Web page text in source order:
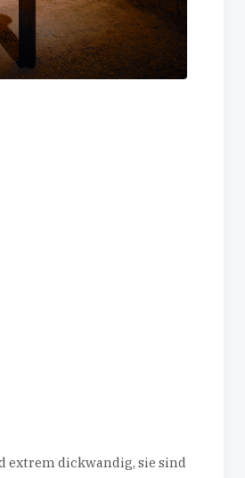
extrem dickwandig, sie sind